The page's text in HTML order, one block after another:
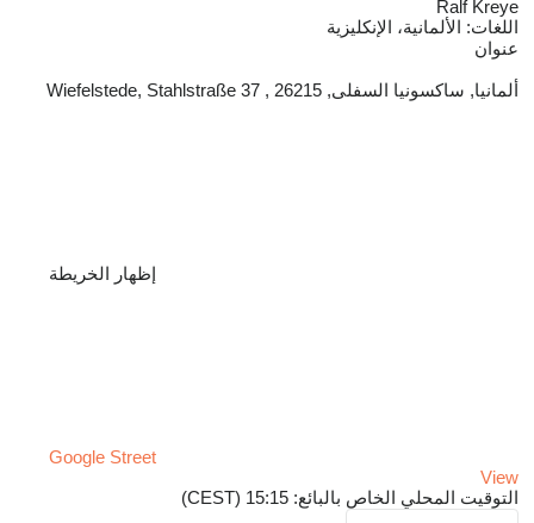
Ralf Kreye
اللغات: الألمانية، الإنكليزية
عنوان
ألمانيا, ساكسونيا السفلى, 26215 , Wiefelstede, Stahlstraße 37
إظهار الخريطة
Google Street
View
التوقيت المحلي الخاص بالبائع: 15:15 (CEST)